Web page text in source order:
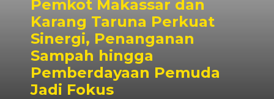
Pemkot Makassar dan
Karang Taruna Perkuat
Sinergi, Penanganan
Sampah hingga
Pemberdayaan Pemuda
Jadi Fokus